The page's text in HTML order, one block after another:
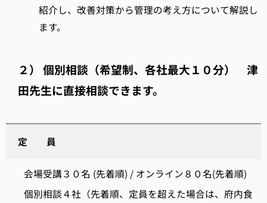
紹介し、改善対策から管理の考え方について解説し
ます。
２） 個別相談（希望制、各社最大１０分） 津
田先生に直接相談できます。
定 員
会場受講３０名 (先着順) / オンライン８０名(先着順)
個別相談４社（先着順、定員を超えた場合は、府内食